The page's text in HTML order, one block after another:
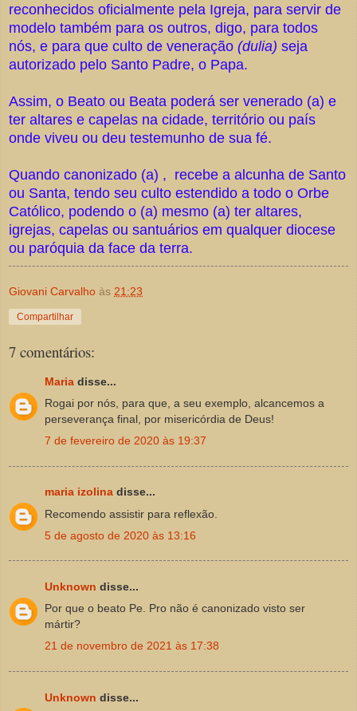
reconhecidos oficialmente pela Igreja, para servir de
modelo também para os outros, digo, para todos
nós, e para que culto de veneração (dulia) seja
autorizado pelo Santo Padre, o Papa.
Assim, o Beato ou Beata poderá ser venerado (a) e
ter altares e capelas na cidade, território ou país
onde viveu ou deu testemunho de sua fé.
Quando canonizado (a) , recebe a alcunha de Santo
ou Santa, tendo seu culto estendido a todo o Orbe
Católico, podendo o (a) mesmo (a) ter altares,
igrejas, capelas ou santuários em qualquer diocese
ou paróquia da face da terra.
Giovani Carvalho às 21:23
Compartilhar
7 comentários:
Maria disse...
Rogai por nós, para que, a seu exemplo, alcancemos a
perseverança final, por misericórdia de Deus!
7 de fevereiro de 2020 às 19:37
maria izolina disse...
Recomendo assistir para reflexão.
5 de agosto de 2020 às 13:16
Unknown disse...
Por que o beato Pe. Pro não é canonizado visto ser
mártir?
21 de novembro de 2021 às 17:38
Unknown disse...